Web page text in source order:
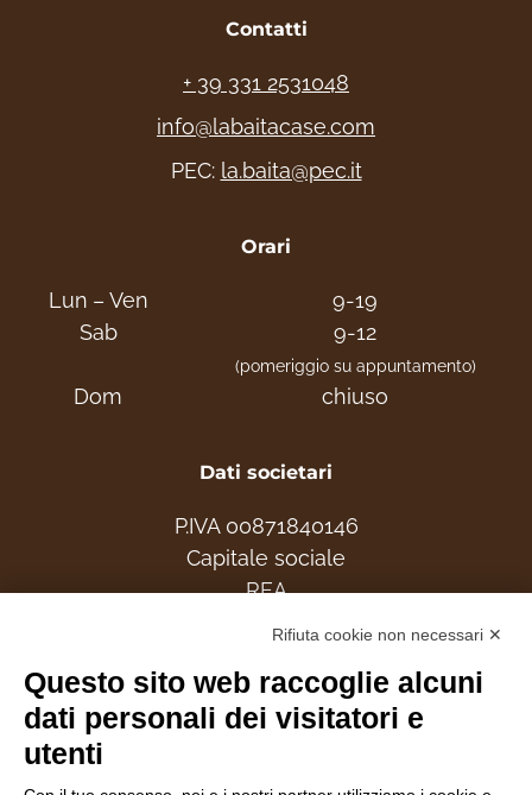
Contatti
+ 39 331 2531048
info@labaitacase.com
PEC: la.baita@pec.it
Orari
Lun – Ven
9-19
Sab
9-12
(pomeriggio su appuntamento)
Dom chiuso
Dati societari
P.IVA 00871840146
Capitale sociale
REA
Rifiuta cookie non necessari ✕
Questo sito web raccoglie alcuni
dati personali dei visitatori e
utenti